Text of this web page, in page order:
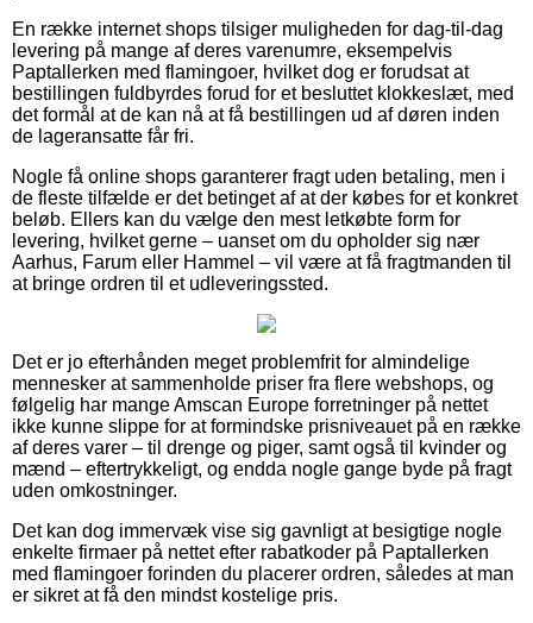
En række internet shops tilsiger muligheden for dag-til-dag
levering på mange af deres varenumre, eksempelvis
Paptallerken med flamingoer, hvilket dog er forudsat at
bestillingen fuldbyrdes forud for et besluttet klokkeslæt, med
det formål at de kan nå at få bestillingen ud af døren inden
de lageransatte får fri.
Nogle få online shops garanterer fragt uden betaling, men i
de fleste tilfælde er det betinget af at der købes for et konkret
beløb. Ellers kan du vælge den mest letkøbte form for
levering, hvilket gerne – uanset om du opholder sig nær
Aarhus, Farum eller Hammel – vil være at få fragtmanden til
at bringe ordren til et udleveringssted.
Det er jo efterhånden meget problemfrit for almindelige
mennesker at sammenholde priser fra flere webshops, og
følgelig har mange Amscan Europe forretninger på nettet
ikke kunne slippe for at formindske prisniveauet på en række
af deres varer – til drenge og piger, samt også til kvinder og
mænd – eftertrykkeligt, og endda nogle gange byde på fragt
uden omkostninger.
Det kan dog immervæk vise sig gavnligt at besigtige nogle
enkelte firmaer på nettet efter rabatkoder på Paptallerken
med flamingoer forinden du placerer ordren, således at man
er sikret at få den mindst kostelige pris.